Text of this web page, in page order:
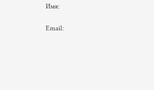
Имя:
Email: